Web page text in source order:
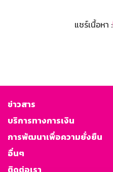
แชร์เนื้อหา :
ข่าวสาร
บริการทางการเงิน
การพัฒนาเพื่อความยั่งยืน
อื่นๆ